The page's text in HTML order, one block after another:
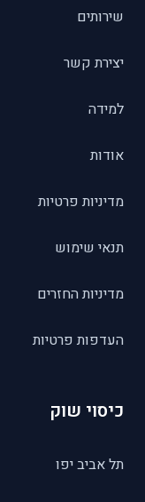
שירותים
יצירת קשר
למידה
אודות
מדיניות פרטיות
תנאי שימוש
מדיניות החזרים
העדפות פרטיות
כיסוי שוק
תל אביב יפו